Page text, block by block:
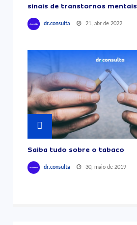
sinais de transtornos mentais
dr.consulta 21, abr de 2022
Saiba tudo sobre o tabaco
dr.consulta 30, maio de 2019